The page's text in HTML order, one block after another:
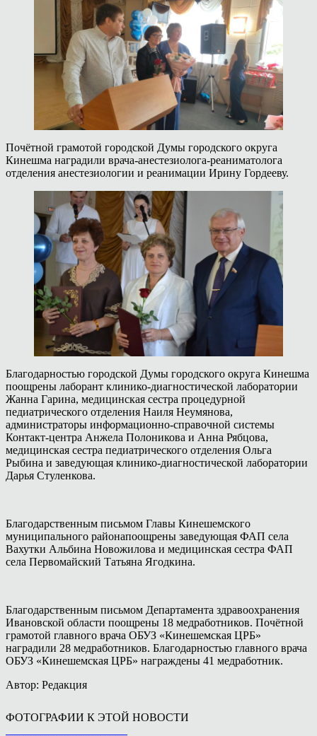
Почётной грамотой городской Думы городского округа
Кинешма наградили врача-анестезиолога-реаниматолога
отделения анестезиологии и реанимации Ирину Гордееву.
Благодарностью городской Думы городского округа Кинешма
поощрены лаборант клинико-диагностической лаборатории
Жанна Гарина, медицинская сестра процедурной
педиатрического отделения Наиля Неумянова,
администраторы информационно-справочной системы
Контакт-центра Анжела Полоникова и Анна Рябцова,
медицинская сестра педиатрического отделения Ольга
Рыбина и заведующая клинико-диагностической лаборатории
Дарья Стуленкова.
Благодарственным письмом Главы Кинешемского
муниципального районапоощрены заведующая ФАП села
Вахутки Альбина Новожилова и медицинская сестра ФАП
села Первомайский Татьяна Ягодкина.
Благодарственным письмом Департамента здравоохранения
Ивановской области поощрены 18 медработников. Почётной
грамотой главного врача ОБУЗ «Кинешемская ЦРБ»
наградили 28 медработников. Благодарностью главного врача
ОБУЗ «Кинешемская ЦРБ» награждены 41 медработник.
Автор: Редакция
ФОТОГРАФИИ К ЭТОЙ НОВОСТИ